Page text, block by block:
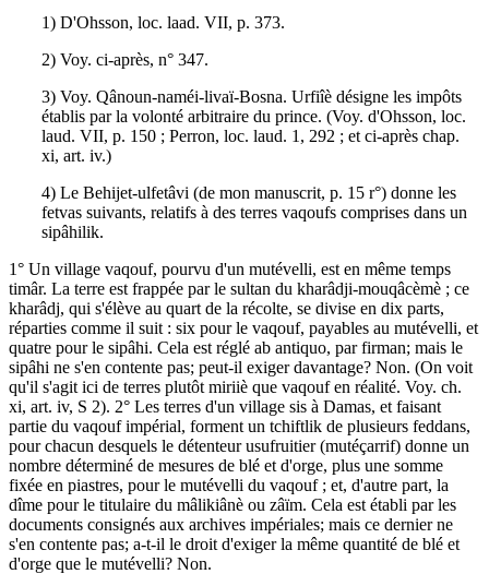
1) D'Ohsson, loc. laad. VII, p. 373.
2) Voy. ci-après, n° 347.
3) Voy. Qânoun-naméi-livaï-Bosna. Urfiîè désigne les impôts
établis par la volonté arbitraire du prince. (Voy. d'Ohsson, loc.
laud. VII, p. 150 ; Perron, loc. laud. 1, 292 ; et ci-après chap.
xi, art. iv.)
4) Le Behijet-ulfetâvi (de mon manuscrit, p. 15 r°) donne les
fetvas suivants, relatifs à des terres vaqoufs comprises dans un
sipâhilik.
1° Un village vaqouf, pourvu d'un mutévelli, est en même temps
timâr. La terre est frappée par le sultan du kharâdji-mouqâcèmè ; ce
kharâdj, qui s'élève au quart de la récolte, se divise en dix parts,
réparties comme il suit : six pour le vaqouf, payables au mutévelli, et
quatre pour le sipâhi. Cela est réglé ab antiquo, par firman; mais le
sipâhi ne s'en contente pas; peut-il exiger davantage? Non. (On voit
qu'il s'agit ici de terres plutôt miriiè que vaqouf en réalité. Voy. ch.
xi, art. iv, S 2). 2° Les terres d'un village sis à Damas, et faisant
partie du vaqouf impérial, forment un tchiftlik de plusieurs feddans,
pour chacun desquels le détenteur usufruitier (mutéçarrif) donne un
nombre déterminé de mesures de blé et d'orge, plus une somme
fixée en piastres, pour le mutévelli du vaqouf ; et, d'autre part, la
dîme pour le titulaire du mâlikiânè ou zâïm. Cela est établi par les
documents consignés aux archives impériales; mais ce dernier ne
s'en contente pas; a-t-il le droit d'exiger la même quantité de blé et
d'orge que le mutévelli? Non.